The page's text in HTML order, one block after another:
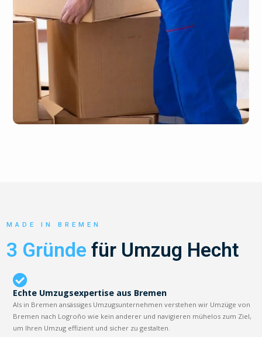
MADE IN BREMEN
3 Gründe für Umzug Hecht
Echte Umzugsexpertise aus Bremen
Als in Bremen ansässiges Umzugsunternehmen verstehen wir Umzüge von
Bremen nach Logroño wie kein anderer und navigieren mühelos zum Ziel,
um Ihren Umzug effizient und sicher zu gestalten.